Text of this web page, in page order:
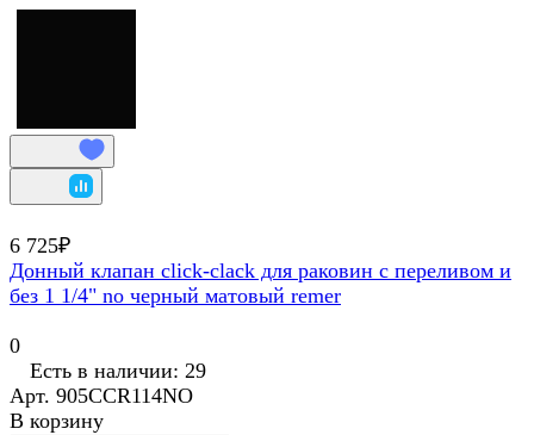
6 725₽
Донный клапан click-clack для раковин с переливом и
без 1 1/4" no черный матовый remer
0
Есть в наличии: 29
Арт. 905CCR114NO
В корзину